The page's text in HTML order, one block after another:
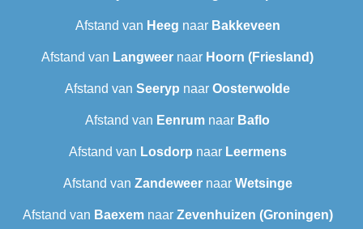
Afstand van Heeg naar Bakkeveen
Afstand van Langweer‎ naar Hoorn (Friesland)
Afstand van Seeryp naar Oosterwolde
Afstand van Eenrum naar Baflo
Afstand van Losdorp naar Leermens
Afstand van Zandeweernaar Wetsinge
Afstand van Baexemnaar Zevenhuizen (Groningen)